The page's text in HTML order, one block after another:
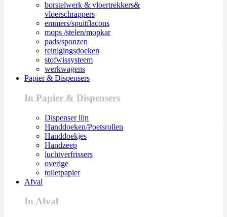
borstelwerk & vloertrekkers&
vloerschrappers
emmers/spuitflacons
mops /stelen/mopkar
pads/sponzen
reinigingsdoeken
stofwissysteem
werkwagens
Papier & Dispensers
In Papier & Dispensers
Dispenser lijn
Handdoeken/Poetsrollen
Handdoekjes
Handzeep
luchtverfrissers
overige
toiletpapier
Afval
In Afval